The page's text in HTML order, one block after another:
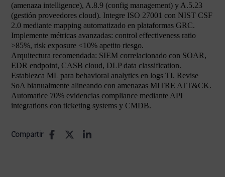
(amenaza intelligence), A.8.9 (config management) y A.5.23
(gestión proveedores cloud). Integre ISO 27001 con NIST CSF
2.0 mediante mapping automatizado en plataformas GRC.
Implemente métricas avanzadas: control effectiveness ratio
>85%, risk exposure <10% apetito riesgo.
Arquitectura recomendada: SIEM correlacionado con SOAR,
EDR endpoint, CASB cloud, DLP data classification.
Establezca ML para behavioral analytics en logs TI. Revise
SoA bianualmente alineando con amenazas MITRE ATT&CK.
Automatice 70% evidencias compliance mediante API
integrations con ticketing systems y CMDB.
Compartir